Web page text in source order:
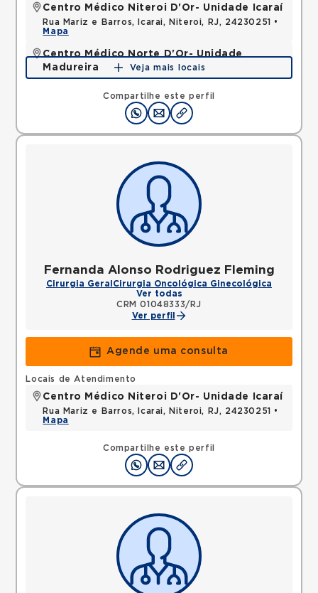
Compartilhe este perfil
Centro Médico Niteroi D'Or- Unidade Icaraí
Rua Mariz e Barros, Icarai, Niteroi, RJ, 24230251 •
Mapa
Centro Médico Norte D'Or- Unidade
Madureira
Rua Soares Caldeira, Madureira, Rio de Janeiro, RJ,
Mapa
Veja mais locais
Fernanda Alonso Rodriguez Fleming
Cirurgia Geral Cirurgia Oncológica Ginecológica
Ver todas
CRM 01048333/RJ
Ver perfil
Agende uma consulta
Compartilhe este perfil
Locais de Atendimento
Centro Médico Niteroi D'Or- Unidade Icaraí
Rua Mariz e Barros, Icarai, Niteroi, RJ, 24230251 •
Mapa